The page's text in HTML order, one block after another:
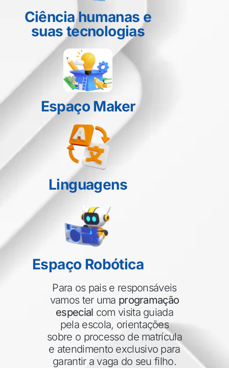
Ciência humanas e
suas tecnologias
Espaço Maker
Linguagens
Espaço Robótica
Para os pais e responsáveis
vamos ter uma programação
especial com visita guiada
pela escola, orientações
sobre o processo de matrícula
e atendimento exclusivo para
garantir a vaga do seu filho.